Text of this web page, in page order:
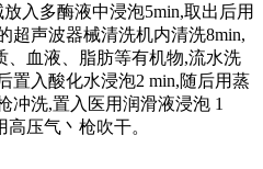
入多酶液中浸泡5min,取出后用
超声波器械清洗机内清洗8min,
、血液、脂肪等有机物,流水洗
置入酸化水浸泡2 min,随后用蒸
冲洗,置入医用润滑液浸泡 1
压气丶枪吹干。